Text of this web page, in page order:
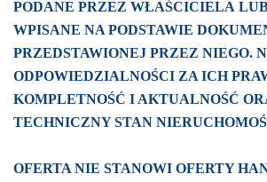
PODANE PRZEZ WŁAŚCICIELA
WPISANE NA PODSTAWIE
PRZEDSTAWIONEJ PRZEZ NIEGO.
ODPOWIEDZIALNOŚCI ZA ICH
KOMPLETNOŚĆ I AKTUALNOŚĆ
TECHNICZNY STAN
OFERTA NIE STANOWI OFERTY